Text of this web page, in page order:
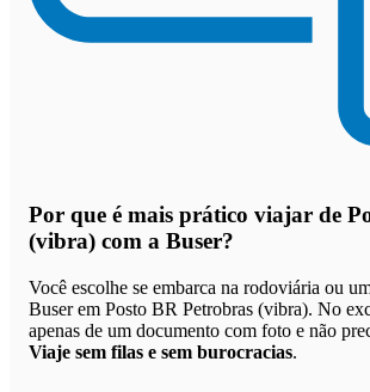
Por que é mais prático viajar de
(vibra) com a Buser?
Você escolhe se embarca na rodoviária ou
Buser em Posto BR Petrobras (vibra). No
apenas de um documento com foto e não
Viaje sem filas e sem burocracias.